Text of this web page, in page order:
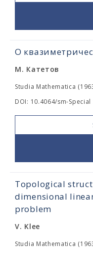
О
М. Катетов
Studia Mathematica
DOI: 10.4064/sm-
Topological
dimensional
problem
V. Klee
Studia Mathematica